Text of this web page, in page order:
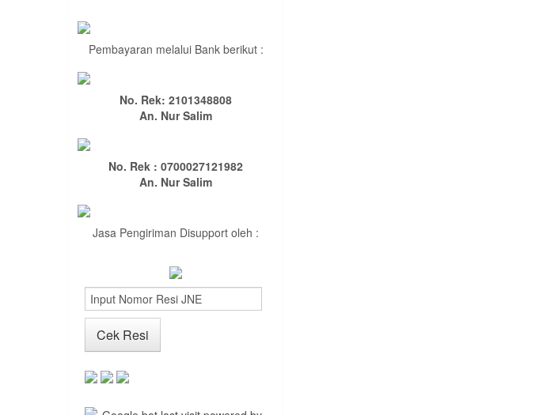
Pembayaran melalui Bank berikut :
No. Rek: 2101348808
An. Nur Salim
No. Rek : 0700027121982
An. Nur Salim
Jasa Pengiriman Disupport oleh :